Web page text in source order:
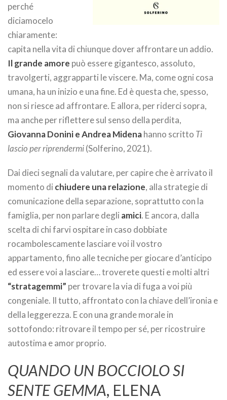
perché
diciamocelo
chiaramente:
capita nella vita di chiunque dover affrontare un addio.
Il grande amore può essere gigantesco, assoluto,
travolgerti, aggrapparti le viscere. Ma, come ogni cosa
umana, ha un inizio e una fine. Ed è questa che, spesso,
non si riesce ad affrontare. E allora, per riderci sopra,
ma anche per riflettere sul senso della perdita,
Giovanna Donini e Andrea Midenahanno scritto Ti
lascio per riprendermi(Solferino, 2021).
Dai dieci segnali da valutare, per capire che è arrivato il
momento di chiudere una relazione, alla strategie di
comunicazione della separazione, soprattutto con la
famiglia, per non parlare degli amici. E ancora, dalla
scelta di chi farvi ospitare in caso dobbiate
rocambolescamente lasciare voi il vostro
appartamento, fino alle tecniche per giocare d’anticipo
ed essere voi a lasciare… troverete questi e molti altri
“stratagemmi” per trovare la via di fuga a voi più
congeniale. Il tutto, affrontato con la chiave dell’ironia e
della leggerezza. E con una grande morale in
sottofondo: ritrovare il tempo per sé, per ricostruire
autostima e amor proprio.
QUANDO UN BOCCIOLO SI
SENTE GEMMA, ELENA